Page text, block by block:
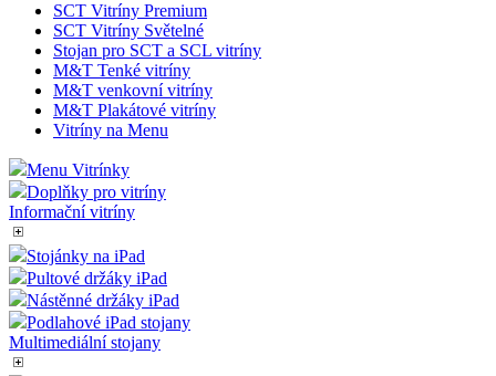
SCT Vitríny Premium
SCT Vitríny Světelné
Stojan pro SCT a SCL vitríny
M&T Tenké vitríny
M&T venkovní vitríny
M&T Plakátové vitríny
Vitríny na Menu
Menu Vitrínky
Doplňky pro vitríny
Informační vitríny
Stojánky na iPad
Pultové držáky iPad
Nástěnné držáky iPad
Podlahové iPad stojany
Multimediální stojany